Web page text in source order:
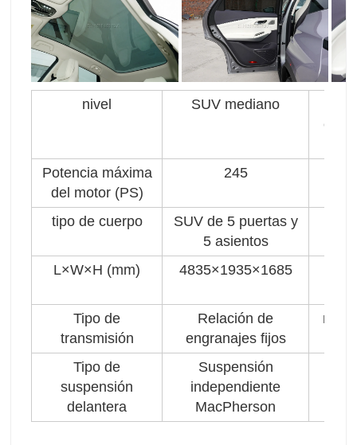
nivel SUV mediano
Potencia máxima
del motor (PS)
245
tipo de cuerpo
SUV de 5 puertas y
5 asientos
L×W×H (mm)
4835×1935×1685
Tipo de
transmisión
Relación de
engranajes fijos
Tipo de
suspensión
delantera
Suspensión
independiente
MacPherson